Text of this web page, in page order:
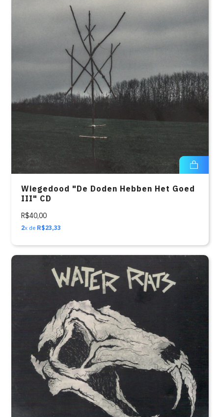
Wiegedood "De Doden Hebben Het Goed
III" CD
R$40,00
2x de R$23,33